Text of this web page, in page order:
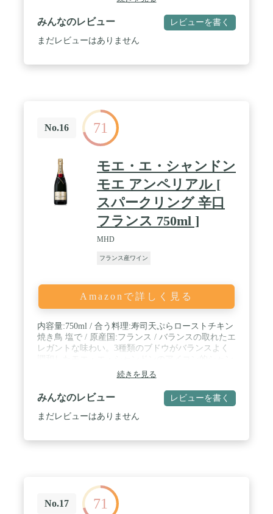
みんなのレビュー レビューを書く
まだレビューはありません
No.16 71
モエ・エ・シャンドン
モエ アンペリアル [
スパークリング 辛口
フランス 750ml ]
MHD
フランス産ワイン
Amazonで詳しく見る
内容量:750ml / 合う料理:寿司天ぷらローストチキン
焼き鳥 塩で / 原産国:フランス / バランスの取れたエ
レガントな味わい。3種類のブドウがバランスよく
パン。 / 商品サイズ (高さ×奥行×幅):
91mm×91mm×320mm
続きを見る
みんなのレビュー レビューを書く
まだレビューはありません
No.17 71